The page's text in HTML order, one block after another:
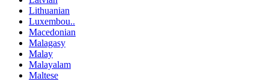
Lithuanian
Luxembou..
Macedonian
Malagasy
Malay
Malayalam
Maltese